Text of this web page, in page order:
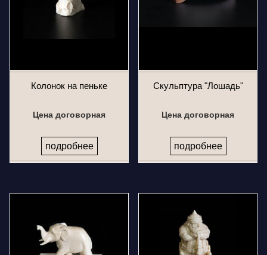
Колонок на пеньке
Цена договорная
подробнее
Скульптура "Лошадь"
Цена договорная
подробнее